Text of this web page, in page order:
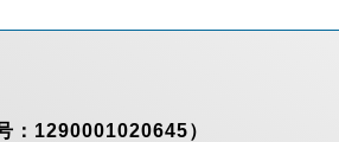
：1290001020645）